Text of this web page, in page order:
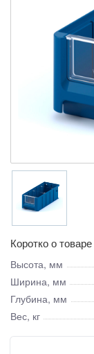
Коротко о товаре
Высота, мм
Ширина, мм
Глубина, мм
Вес, кг